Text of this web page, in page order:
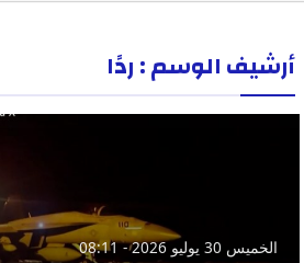
أرشيف الوسم : ردًا
الخميس 30 يوليو 2026 - 08:11